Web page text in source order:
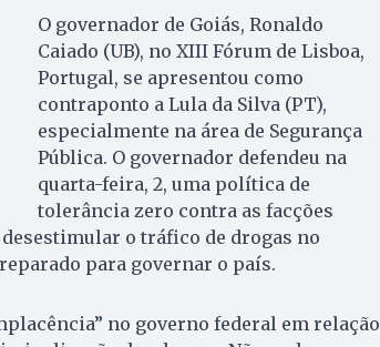
O governador de Goiás, Ronaldo
Caiado (UB), no XIII Fórum de Lisboa,
Portugal, se apresentou como
contraponto a Lula da Silva (PT),
especialmente na área de Segurança
Pública. O governador defendeu na
quarta-feira, 2, uma política de
tolerância zero contra as facções
o tráfico de drogas no
para governar o país.
no governo federal em relação